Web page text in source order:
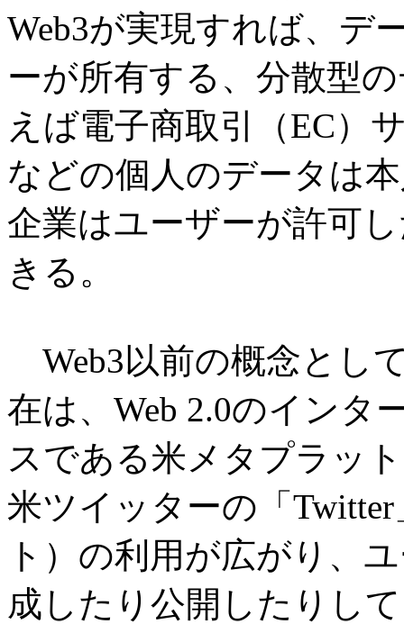
Web3が実現すれば、デ
ーが所有する、分散型
えば電子商取引（EC）
などの個人のデータは
企業はユーザーが許可
きる。
Web3以前の概念とし
在は、Web 2.0のインタ
スである米メタプラッ
米ツイッターの「
ト）の利用が広がり、
成したり公開したりし